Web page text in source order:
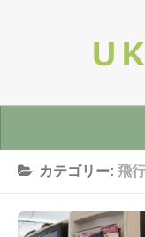
カテゴリー:飛